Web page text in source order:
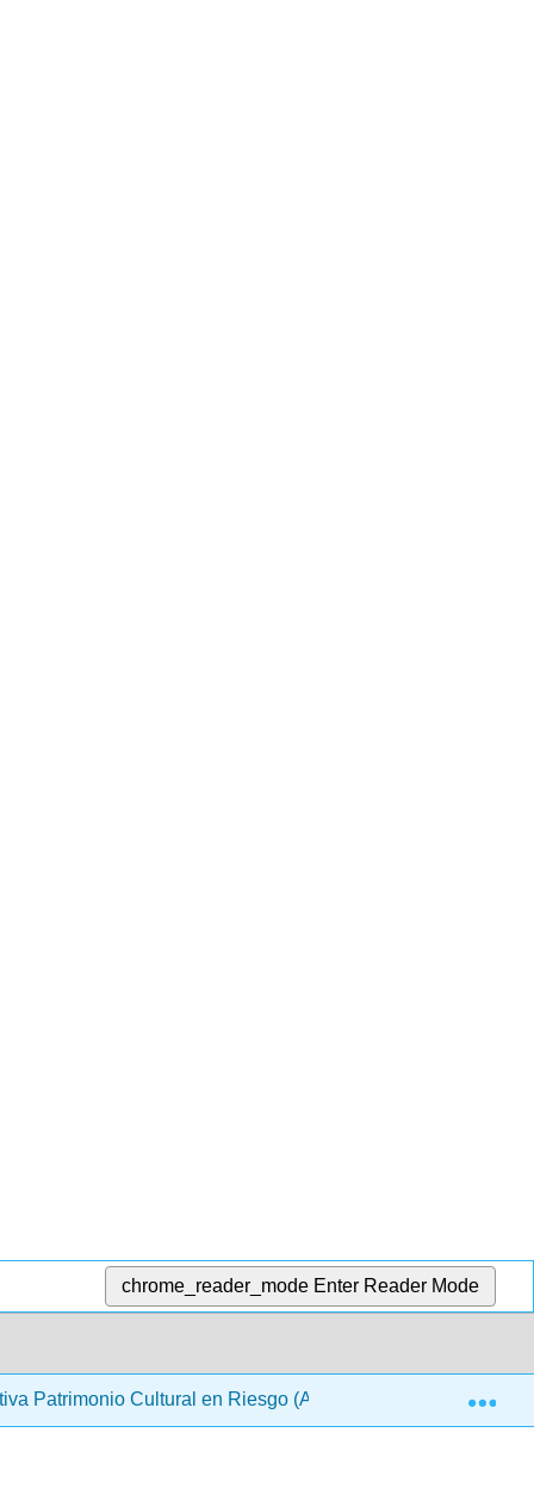
chrome_reader_mode Enter Reader Mode
Patrimonio Cultural en Riesgo (ARQUES) 5: Las